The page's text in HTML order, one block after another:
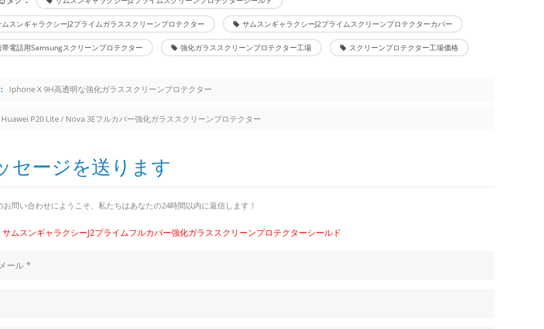
スンギャラクシーJ2プライムガラススクリーンプロテクター サムスンギャラクシーJ2プライムスクリーンプロテクターカバー
電話用Samsungスクリーンプロテクター 強化ガラススクリーンプロテクター工場 スクリーンプロテクター工場価格
Iphone X 9H高透明な強化ガラススクリーンプロテクター
Huawei P20 Lite / Nova 3Eフルカバー強化ガラススクリーンプロテクター
セージを送ります
お問い合わせにようこそ、私たちはあなたの24時間以内に返信します！
サムスンギャラクシーJ2プライムフルカバー強化ガラススクリーンプロテクターシールド